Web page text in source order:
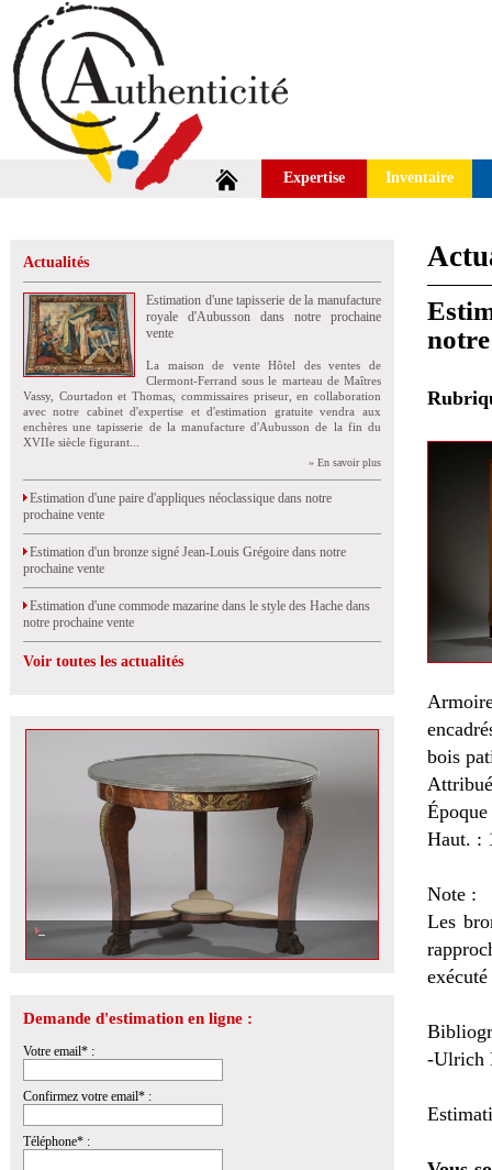
Expertise Inventaire
Actualités
Estimation d'une tapisserie de la manufacture
royale d'Aubusson dans notre prochaine
vente
La maison de vente Hôtel des ventes de
Clermont-Ferrand sous le marteau de Maîtres
Vassy, Courtadon et Thomas, commissaires priseur, en collaboration
avec notre cabinet d'expertise et d'estimation gratuite vendra aux
enchères une tapisserie de la manufacture d'Aubusson de la fin du
XVIIe siècle figurant...
» En savoir plus
Estimation d'une paire d'appliques néoclassique dans notre
prochaine vente
Estimation d'un bronze signé Jean-Louis Grégoire dans notre
prochaine vente
Estimation d'une commode mazarine dans le style des Hache dans
notre prochaine vente
Voir toutes les actualités
Demande d'estimation en ligne :
Votre email* :
Confirmez votre email* :
Téléphone* :
bois
Haut. :
Note :
Les
-Ulrich